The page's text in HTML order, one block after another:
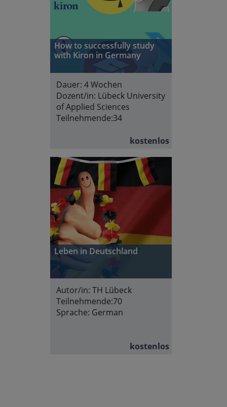
How to successfully study
with Kiron in Germany
Dauer: 4 Wochen
Dozent/in: Lübeck University
of Applied Sciences
Teilnehmende:34
kostenlos
Leben in Deutschland
Autor/in: TH Lübeck
Teilnehmende:70
Sprache: German
kostenlos